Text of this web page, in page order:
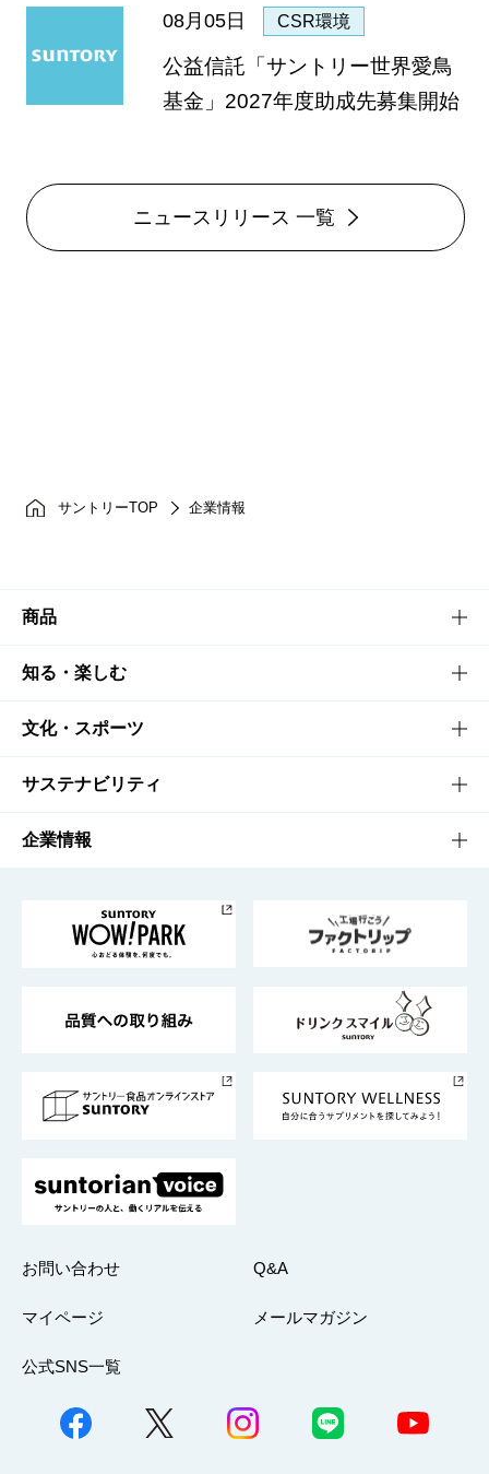
サントリーTOP 企業情報
08月05日 CSR環境
公益信託「サントリー世界愛鳥
基金」2027年度助成先募集開始
ニュースリリース 一覧
商品
商品TOP
商品一覧
商品発売情報
栄養成分一覧
知る・楽しむ
知る・楽しむTOP
キャンペーン
工場見学
地域情報
文化・スポーツ
文化・スポーツTOP
サントリーホール
サントリーサンバーズ大阪
サステナビリティ
サステナビリティTOP
サントリーが考えるサステナビリティ経営
企業情報
企業概要
採用情報
お問い合わせ Q&A
マイページ メールマガジン
公式SNS一覧